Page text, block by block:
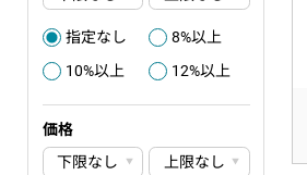
0 指定なし 3 8%以上
4 10%以上 5 12%以上
価格